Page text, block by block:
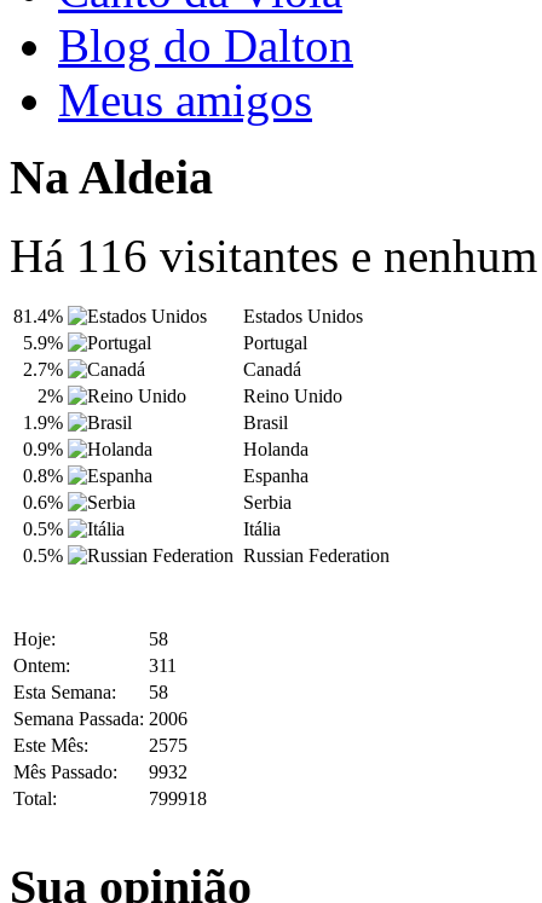
Blog do Dalton
Meus amigos
Na Aldeia
Há 116 visitantes e
81.4%
Estados Unidos
5.9%
Portugal
2.7%
Canadá
2%
Reino Unido
1.9%
Brasil
0.9%
Holanda
0.8%
Espanha
0.6%
Serbia
0.5%
Itália
0.5%
Russian Federation
Hoje:
58
Ontem:
311
Esta Semana:
58
Semana Passada: 2006
Este Mês:
2575
Mês Passado:
9932
Total:
799918
Sua opinião